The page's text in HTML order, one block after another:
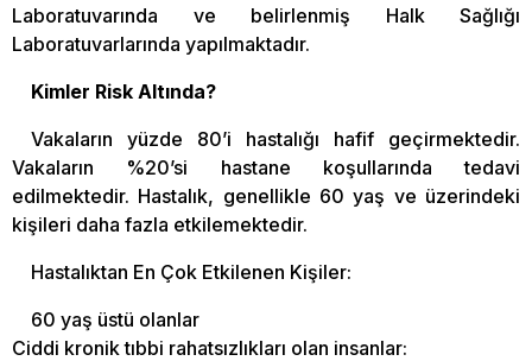
Laboratuvarında ve belirlenmiş Halk Sağlığı
Laboratuvarlarında yapılmaktadır.
Kimler Risk Altında?
Vakaların yüzde 80’i hastalığı hafif geçirmektedir.
Vakaların %20’si hastane koşullarında tedavi
edilmektedir. Hastalık, genellikle 60 yaş ve üzerindeki
kişileri daha fazla etkilemektedir.
Hastalıktan En Çok Etkilenen Kişiler:
60 yaş üstü olanlar
Ciddi kronik tıbbi rahatsızlıkları olan insanlar: